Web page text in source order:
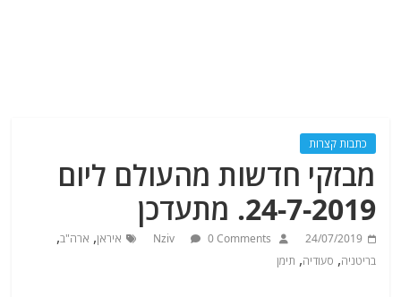
כתבות קצרות
מבזקי חדשות מהעולם ליום
24-7-2019. מתעדכן
24/07/2019
Nziv 0 Comments איראן, ארה"ב,
בריטניה, סעודיה, תימן